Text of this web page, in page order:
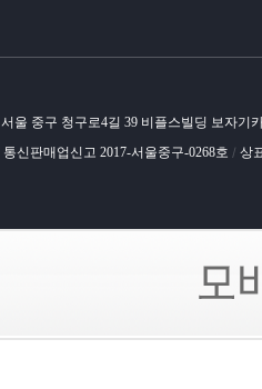
서울 중구 청구로4길 39 비플스빌딩 보자기
통신판매업신고 2017-서울중구-0268호 / 상